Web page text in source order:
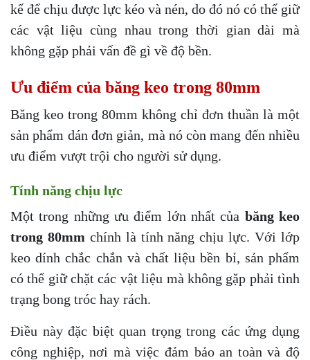
kế để chịu được lực kéo và nén, do đó nó có thể giữ
các vật liệu cùng nhau trong thời gian dài mà
không gặp phải vấn đề gì về độ bền.
Ưu điểm của băng keo trong 80mm
Băng keo trong 80mm không chỉ đơn thuần là một
sản phẩm dán đơn giản, mà nó còn mang đến nhiều
ưu điểm vượt trội cho người sử dụng.
Tính năng chịu lực
Một trong những ưu điểm lớn nhất của băng keo
trong 80mm chính là tính năng chịu lực. Với lớp
keo dính chắc chắn và chất liệu bền bỉ, sản phẩm
có thể giữ chặt các vật liệu mà không gặp phải tình
trạng bong tróc hay rách.
Điều này đặc biệt quan trọng trong các ứng dụng
công nghiệp, nơi mà việc đảm bảo an toàn và độ